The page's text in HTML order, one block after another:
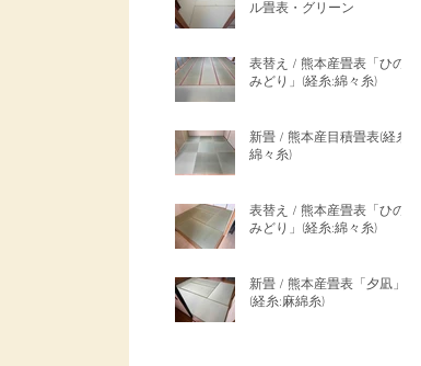
ル畳表・グリーン
表替え / 熊本産畳表「ひの
みどり」(経糸:綿々糸)
新畳 / 熊本産目積畳表(経糸:
綿々糸)
表替え / 熊本産畳表「ひの
みどり」(経糸:綿々糸)
新畳 / 熊本産畳表「夕凪」
(経糸:麻綿糸)